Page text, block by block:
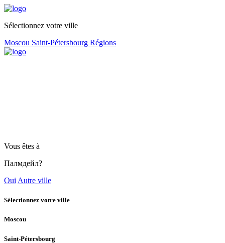
Sélectionnez votre ville
Moscou Saint-Pétersbourg Régions
Vous êtes à
Палмдейл?
Oui Autre ville
Sélectionnez votre ville
Moscou
Saint-Pétersbourg